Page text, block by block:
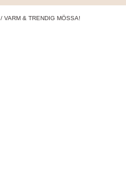
/ VARM & TRENDIG MÖSSA!